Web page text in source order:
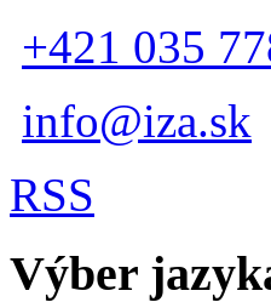
+421 035
info@iza.sk
RSS
Výber